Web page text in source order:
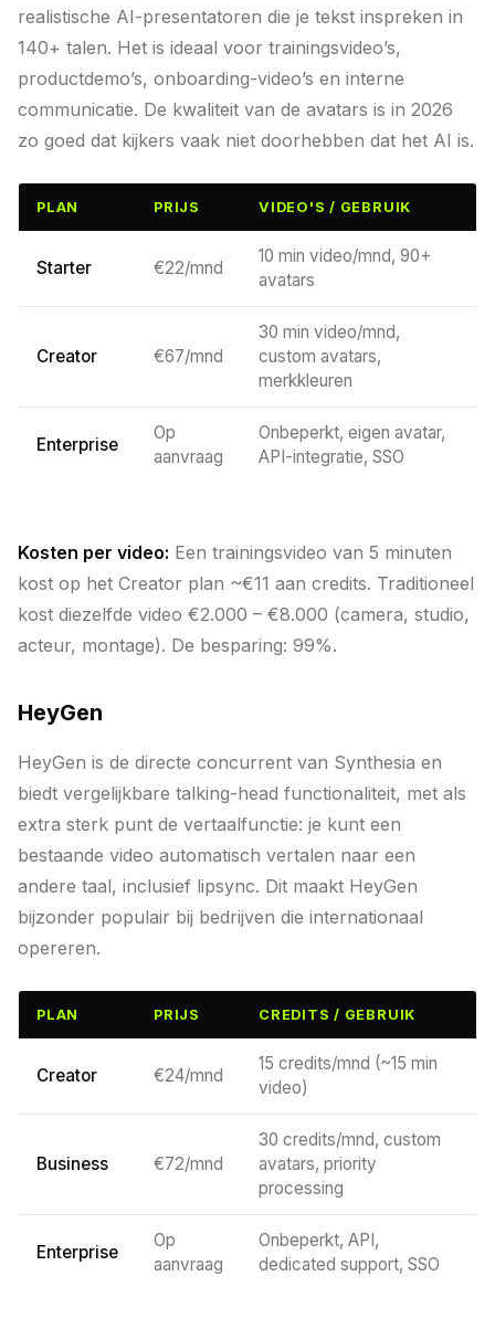
realistische AI-presentatoren die je tekst inspreken in
140+ talen. Het is ideaal voor trainingsvideo’s,
productdemo’s, onboarding-video’s en interne
communicatie. De kwaliteit van de avatars is in 2026
zo goed dat kijkers vaak niet doorhebben dat het AI is.
PLAN PRIJS VIDEO'S / GEBRUIK
Starter €22/mnd
10 min video/mnd, 90+
avatars
Creator €67/mnd
30 min video/mnd,
custom avatars,
merkkleuren
Enterprise
Op
aanvraag
Onbeperkt, eigen avatar,
API-integratie, SSO
Kosten per video: Een trainingsvideo van 5 minuten
kost op het Creator plan ~€11 aan credits. Traditioneel
kost diezelfde video €2.000 – €8.000 (camera, studio,
acteur, montage). De besparing: 99%.
HeyGen
HeyGen is de directe concurrent van Synthesia en
biedt vergelijkbare talking-head functionaliteit, met als
extra sterk punt de vertaalfunctie: je kunt een
bestaande video automatisch vertalen naar een
andere taal, inclusief lipsync. Dit maakt HeyGen
bijzonder populair bij bedrijven die internationaal
opereren.
PLAN PRIJS CREDITS / GEBRUIK
Creator €24/mnd
15 credits/mnd (~15 min
video)
Business €72/mnd
30 credits/mnd, custom
avatars, priority
processing
Enterprise
Op
aanvraag
Onbeperkt, API,
dedicated support, SSO